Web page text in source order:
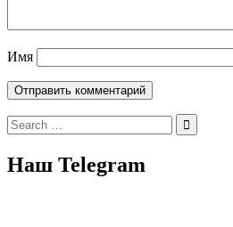
Имя
Search
for:
Наш Telegram